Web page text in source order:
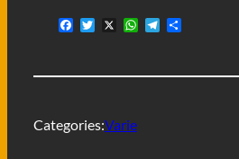
F
b
k
T
t
X
W
s
T
g
C
i
Categories:Varie